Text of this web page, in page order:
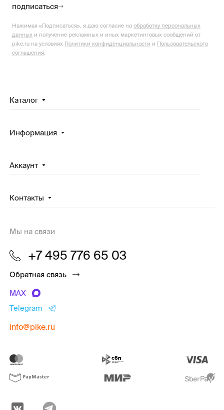
подписаться
Нажимая «Подписаться», я даю согласие на обработку персональных
данных и получение рекламных и иных маркетинговых сообщений от
pike.ru на условиях Политики конфиденциальности и Пользовательского
соглашения
Каталог
Информация
Аккаунт
Контакты
Мы на связи
+7 495 776 65 03
Обратная связь
MAX
Telegram
info@pike.ru